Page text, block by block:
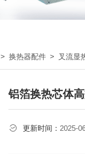
> 换热器配件 > 叉流显
铝箔换热芯体
更新时间： 2025-